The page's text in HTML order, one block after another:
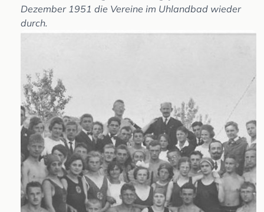
Dezember 1951 die Vereine im Uhlandbad wieder
durch.